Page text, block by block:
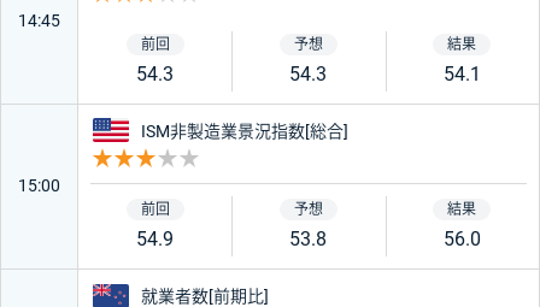
14:45
54.3 54.3 54.1
15:00
アメリカ
ISM非製造業景況指数[総合]
54.9 53.8 56.0
ニュージーランド
就業者数[前期比]